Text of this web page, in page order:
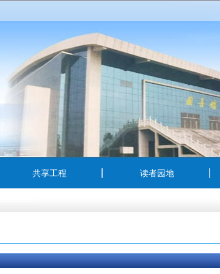
共享工程 读者园地